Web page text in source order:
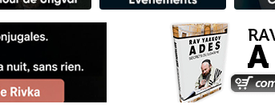
d'Israel
et le Birkat Hamazone à travers le temps